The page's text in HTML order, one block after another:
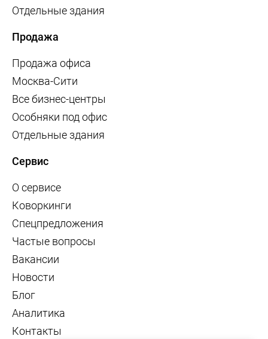
Отдельные здания
Продажа
Продажа офиса
Москва-Сити
Все бизнес-центры
Особняки под офис
Отдельные здания
Сервис
О сервисе
Коворкинги
Спецпредложения
Частые вопросы
Вакансии
Новости
Блог
Аналитика
Контакты